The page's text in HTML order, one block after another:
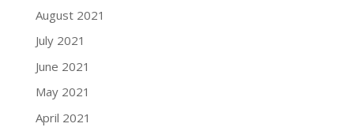
August 2021
July 2021
June 2021
May 2021
April 2021